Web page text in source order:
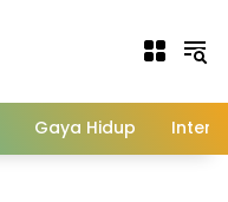
Gaya Hidup